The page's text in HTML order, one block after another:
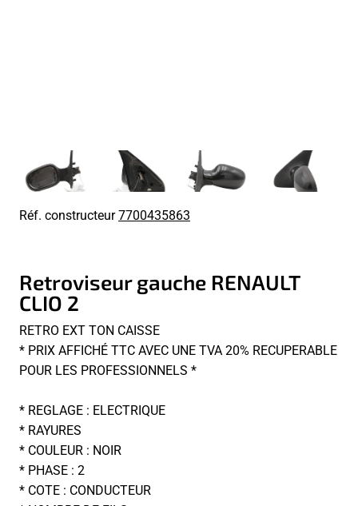
Réf. constructeur7700435863
Retroviseur gauche RENAULT
CLIO 2
RETRO EXT TON CAISSE
* PRIX AFFICHÉ TTC AVEC UNE TVA 20% RECUPERABLE
POUR LES PROFESSIONNELS *
* REGLAGE : ELECTRIQUE
* RAYURES
* COULEUR : NOIR
* PHASE : 2
* COTE : CONDUCTEUR